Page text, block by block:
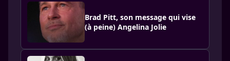
Brad Pitt, son message qui vise
(à peine) Angelina Jolie